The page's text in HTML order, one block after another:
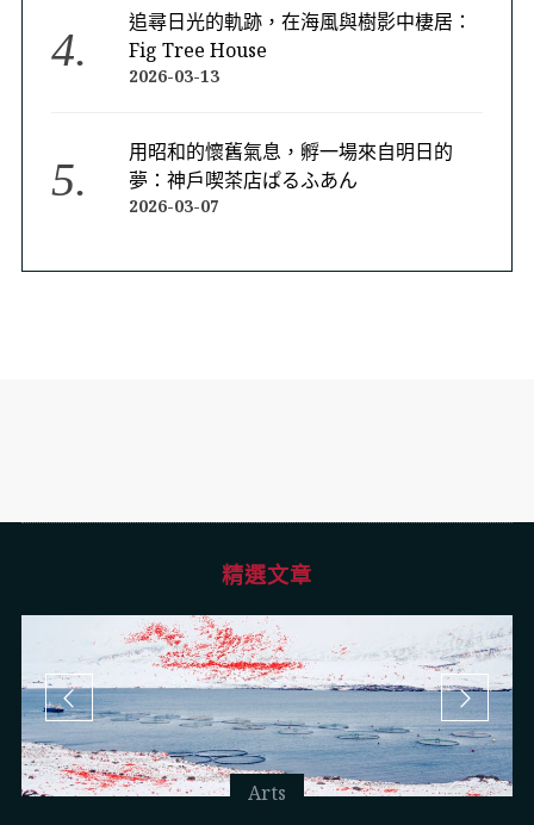
追尋日光的軌跡，在海風與樹影中棲居：
Fig Tree House
2026-03-13
用昭和的懷舊氣息，孵一場來自明日的
夢：神戶喫茶店ぱるふあん
2026-03-07
精選文章
Arts